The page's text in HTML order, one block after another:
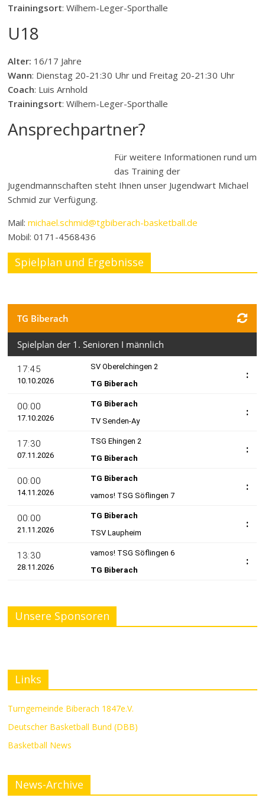
Trainingsort: Wilhem-Leger-Sporthalle
U18
Alter: 16/17 Jahre
Wann: Dienstag 20-21:30 Uhr und Freitag 20-21:30 Uhr
Coach: Luis Arnhold
Trainingsort: Wilhem-Leger-Sporthalle
Ansprechpartner?
Für weitere Informationen rund um
das Training der
Jugendmannschaften steht Ihnen unser Jugendwart Michael
Schmid zur Verfügung.
Mail:michael.schmid@tgbiberach-basketball.de
Mobil: 0171-4568436
Spielplan und Ergebnisse
Unsere Sponsoren
Links
Turngemeinde Biberach 1847e.V.
Deutscher Basketball Bund (DBB)
Basketball News
News-Archive